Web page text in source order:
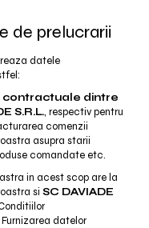
de prelucrarii
datele
dintre
S.R.L., respectiv pentru
comenzii
asupra starii
comandate etc.
in acest scop are la
si SC DAVIADE
Furnizarea datelor